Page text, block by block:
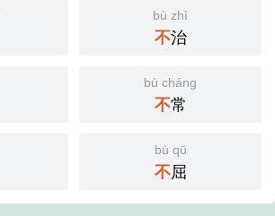
bù zhì
不治
bù cháng
不常
bù qū
不屈